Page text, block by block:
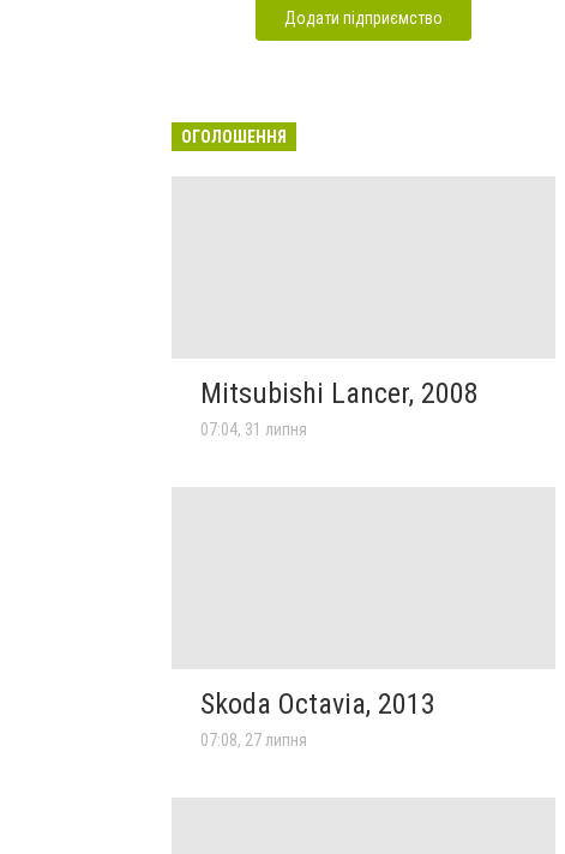
Додати підприємство
ОГОЛОШЕННЯ
Mitsubishi Lancer, 2008
07:04, 31 липня
Skoda Octavia, 2013
07:08, 27 липня